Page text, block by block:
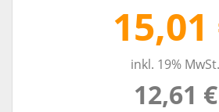
15,01
inkl. 19% MwSt.
12,61 €